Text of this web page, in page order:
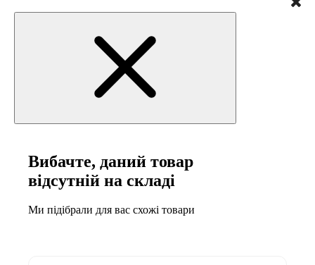
Письмові та комп'ютерні столи
Офісні крісла та стільці
Вибачте, даний товар
відсутній на складі
Ми підібрали для вас схожі товари